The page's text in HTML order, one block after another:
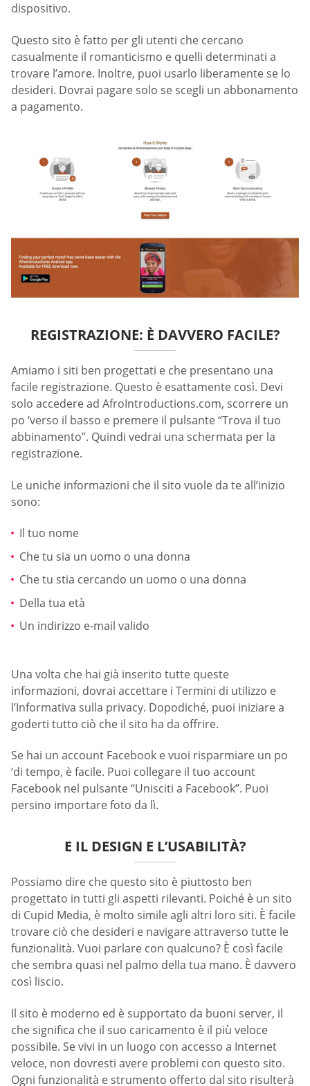
dispositivo.
Questo sito è fatto per gli utenti che cercano
casualmente il romanticismo e quelli determinati a
trovare l’amore. Inoltre, puoi usarlo liberamente se lo
desideri. Dovrai pagare solo se scegli un abbonamento
a pagamento.
REGISTRAZIONE: È DAVVERO FACILE?
Amiamo i siti ben progettati e che presentano una
facile registrazione. Questo è esattamente così. Devi
solo accedere ad AfroIntroductions.com, scorrere un
po ‘verso il basso e premere il pulsante “Trova il tuo
abbinamento”. Quindi vedrai una schermata per la
registrazione.
Le uniche informazioni che il sito vuole da te all’inizio
sono:
Il tuo nome
Che tu sia un uomo o una donna
Che tu stia cercando un uomo o una donna
Della tua età
Un indirizzo e-mail valido
Una volta che hai già inserito tutte queste
informazioni, dovrai accettare i Termini di utilizzo e
l’Informativa sulla privacy. Dopodiché, puoi iniziare a
goderti tutto ciò che il sito ha da offrire.
Se hai un account Facebook e vuoi risparmiare un po
‘di tempo, è facile. Puoi collegare il tuo account
Facebook nel pulsante “Unisciti a Facebook”. Puoi
persino importare foto da lì.
E IL DESIGN E L’USABILITÀ?
Possiamo dire che questo sito è piuttosto ben
progettato in tutti gli aspetti rilevanti. Poiché è un sito
di Cupid Media, è molto simile agli altri loro siti. È facile
trovare ciò che desideri e navigare attraverso tutte le
funzionalità. Vuoi parlare con qualcuno? È così facile
che sembra quasi nel palmo della tua mano. È davvero
così liscio.
Il sito è moderno ed è supportato da buoni server, il
che significa che il suo caricamento è il più veloce
possibile. Se vivi in un luogo con accesso a Internet
veloce, non dovresti avere problemi con questo sito.
Ogni funzionalità e strumento offerto dal sito risulterà